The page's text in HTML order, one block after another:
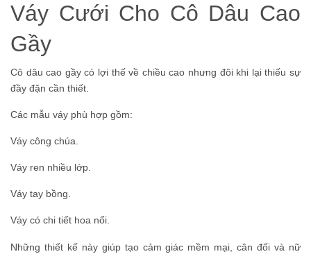
Váy Cưới Cho Cô Dâu Cao
Gầy
Cô dâu cao gầy có lợi thế về chiều cao nhưng đôi khi lại thiếu sự
đầy đặn cần thiết.
Các mẫu váy phù hợp gồm:
Váy công chúa.
Váy ren nhiều lớp.
Váy tay bồng.
Váy có chi tiết hoa nổi.
Những thiết kế này giúp tạo cảm giác mềm mại, cân đối và nữ